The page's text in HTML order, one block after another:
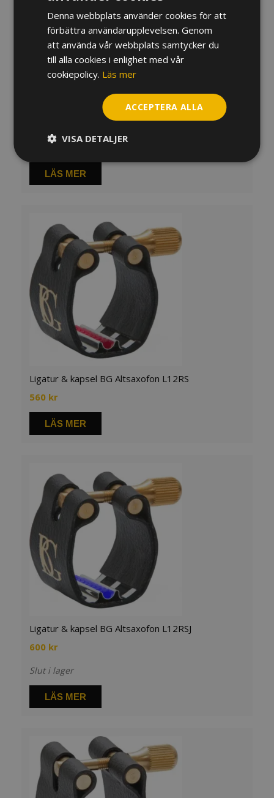
kr
LÄS MER
Ligatur & kapsel BG Altsaxofon L12RS
560 kr
LÄS MER
Ligatur & kapsel BG Altsaxofon L12RSJ
600 kr
Slut i lager
LÄS MER
Denna webbplats använder cookies för att
förbättra användarupplevelsen. Genom
att använda vår webbplats samtycker du
till alla cookies i enlighet med vår
cookiepolicy. Läs mer
ACCEPTERA ALLA
VISA DETALJER